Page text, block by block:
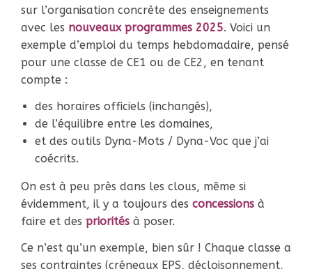
sur l’organisation concrète des enseignements
avec les nouveaux programmes 2025. Voici un
exemple d’emploi du temps hebdomadaire, pensé
pour une classe de CE1 ou de CE2, en tenant
compte :
des horaires officiels (inchangés),
de l’équilibre entre les domaines,
et des outils Dyna-Mots / Dyna-Voc que j’ai
coécrits.
On est à peu près dans les clous, même si
évidemment, il y a toujours des concessions à
faire et des priorités à poser.
Ce n’est qu’un exemple, bien sûr ! Chaque classe a
ses contraintes (créneaux EPS, décloisonnement,